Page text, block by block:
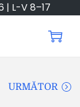
| L-V 8–17
URMĂTOR